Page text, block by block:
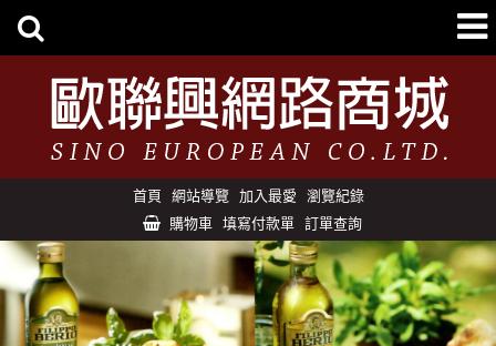
首頁 網站導覽 加入最愛 瀏覽紀錄
購物車 填寫付款單 訂單查詢